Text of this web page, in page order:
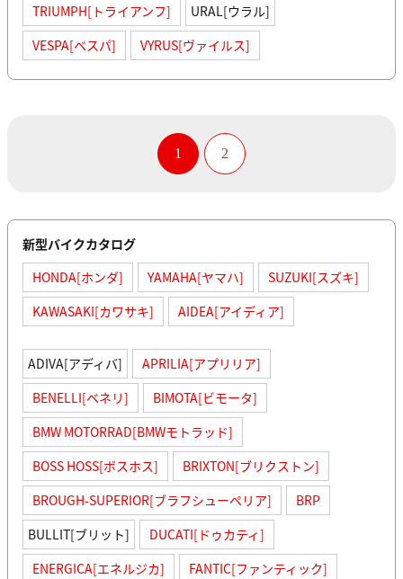
TRIUMPH[トライアンフ]
URAL[ウラル]
VESPA[ベスパ]
VYRUS[ヴァイルス]
1 2
新型バイクカタログ
HONDA[ホンダ]
YAMAHA[ヤマハ]
SUZUKI[スズキ]
KAWASAKI[カワサキ]
AIDEA[アイディア]
ADIVA[アディバ]
APRILIA[アプリリア]
BENELLI[ベネリ]
BIMOTA[ビモータ]
BMW MOTORRAD[BMWモトラッド]
BOSS HOSS[ボスホス]
BRIXTON[ブリクストン]
BROUGH-SUPERIOR[ブラフシューペリア]
BRP
BULLIT[ブリット]
DUCATI[ドゥカティ]
ENERGICA[エネルジカ]
FANTIC[ファンティック]